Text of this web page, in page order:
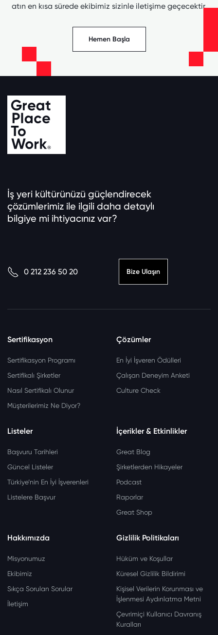
atın en kısa sürede ekibimiz sizinle iletişime geçecektir.
Hemen Başla
İş yeri kültürünüzü güçlendirecek
çözümlerimiz ile ilgili daha detaylı
bilgiye mi ihtiyacınız var?
0 212 236 50 20 Bize Ulaşın
Sertifikasyon
Sertifikasyon Programı
Sertifikalı Şirketler
Nasıl Sertifikalı Olunur
Müşterilerimiz Ne Diyor?
Çözümler
En İyi İşveren Ödülleri
Çalışan Deneyim Anketi
Culture Check
Listeler
Başvuru Tarihleri
Güncel Listeler
Türkiye’nin En İyi İşverenleri
Listelere Başvur
İçerikler & Etkinlikler
Great Blog
Şirketlerden Hikayeler
Podcast
Raporlar
Great Shop
Hakkımızda
Misyonumuz
Ekibimiz
Sıkça Sorulan Sorular
İletişim
Gizlilik Politikaları
Hüküm ve Koşullar
Küresel Gizlilik Bildirimi
Kişisel Verilerin Korunması ve
İşlenmesi Aydınlatma Metni
Çevrimiçi Kullanıcı Davranış
Kuralları